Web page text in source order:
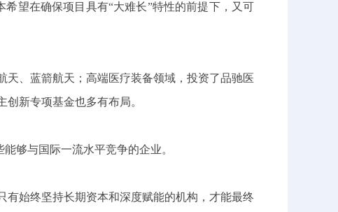
望在确保项目具有“大难长”特性的前提下，又可
、蓝箭航天；高端医疗装备领域，投资了品驰医
新专项基金也多有布局。
够与国际一流水平竞争的企业。
始终坚持长期资本和深度赋能的机构，才能最终